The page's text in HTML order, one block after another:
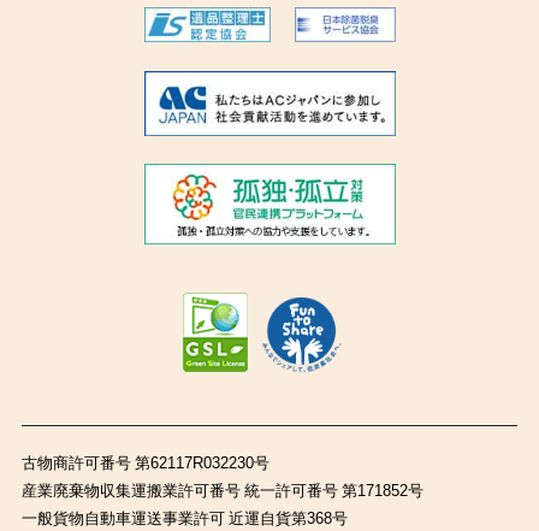
古物商許可番号 第62117R032230号
産業廃棄物収集運搬業許可番号 統一許可番号 第171852号
一般貨物自動車運送事業許可 近運自貨第368号